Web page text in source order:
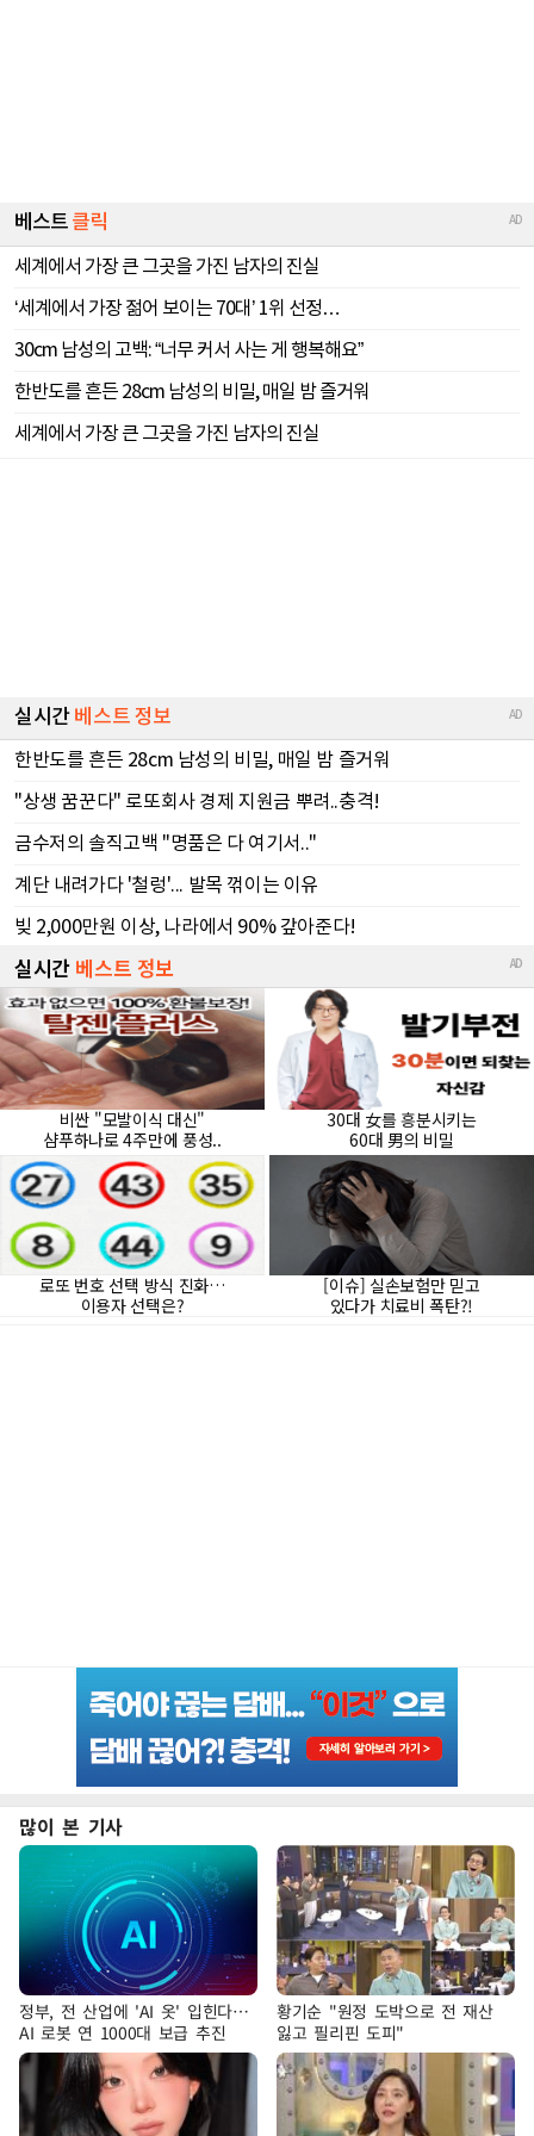
많이 본 기사
정부, 전 산업에 'AI 옷' 입힌다…
AI 로봇 연 1000대 보급 추진
황기순 "원정 도박으로 전 재산
잃고 필리핀 도피"